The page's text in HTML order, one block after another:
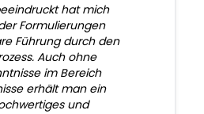
hat mich
Formulierungen
Führung durch den
Auch ohne
im Bereich
erhält man ein
und